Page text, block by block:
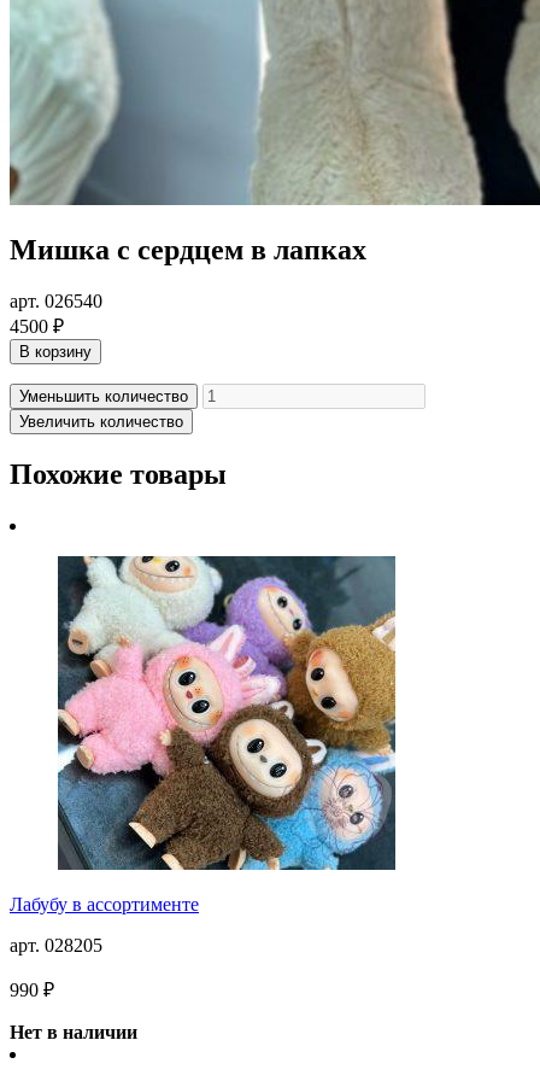
Мишка с сердцем в лапках
арт. 026540
4500 ₽
В корзину
Уменьшить количество
Увеличить количество
Похожие товары
Лабубу в ассортименте
арт. 028205
990 ₽
Нет в наличии